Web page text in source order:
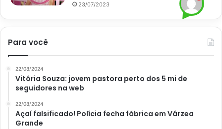
23/07/2023
Para você
22/08/2024
Vitória Souza: jovem pastora perto dos 5 mi de
seguidores na web
22/08/2024
Açaí falsificado! Polícia fecha fábrica em Várzea
Grande